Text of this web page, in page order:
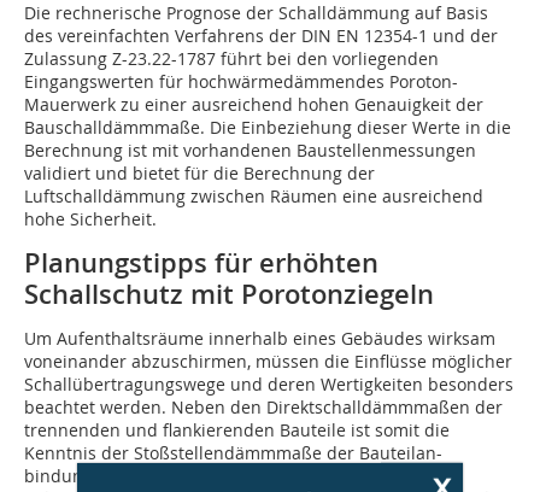
Die rechnerische Prognose der Schalldämmung auf Basis
des vereinfachten Verfahrens der DIN EN 12354-1 und der
Zulassung Z-23.22-1787 führt bei den vorliegenden
Eingangswerten für hochwärmedämmendes Poroton-
Mauerwerk zu einer ausreichend hohen Genauigkeit der
Bauschalldämmmaße. Die Einbeziehung dieser Werte in die
Berechnung ist mit vorhandenen Baustellenmessungen
validiert und bietet für die Berechnung der
Luftschalldämmung zwischen Räumen eine ausreichend
hohe Sicherheit.
Planungstipps für erhöhten
Schallschutz mit Porotonziegeln
Um Aufenthaltsräume innerhalb eines Gebäudes wirksam
voneinander abzuschirmen, müssen die Einflüsse möglicher
Schallübertragungswege und deren Wertigkeiten besonders
beachtet werden. Neben den Direktschalldämmmaßen der
trennenden und flankierenden Bauteile ist somit die
Kenntnis der Stoßstellendämmmaße der Bauteilan-
bindungen unabdingbar. Von zentraler Bedeutung ist